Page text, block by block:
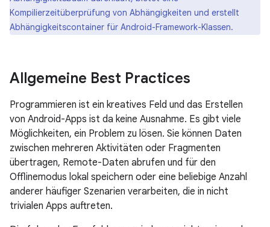
Kompilierzeitüberprüfung von Abhängigkeiten und erstellt
Abhängigkeitscontainer für Android-Framework-Klassen.
Allgemeine Best Practices
Programmieren ist ein kreatives Feld und das Erstellen
von Android-Apps ist da keine Ausnahme. Es gibt viele
Möglichkeiten, ein Problem zu lösen. Sie können Daten
zwischen mehreren Aktivitäten oder Fragmenten
übertragen, Remote-Daten abrufen und für den
Offlinemodus lokal speichern oder eine beliebige Anzahl
anderer häufiger Szenarien verarbeiten, die in nicht
trivialen Apps auftreten.